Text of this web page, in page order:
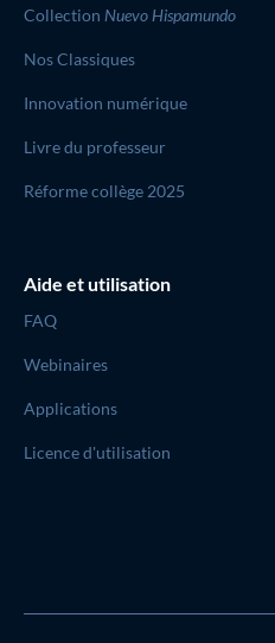
Collection Nuevo Hispamundo
Nos Classiques
Innovation numérique
Livre du professeur
Réforme collège 2025
Aide et utilisation
FAQ
Webinaires
Applications
Licence d'utilisation